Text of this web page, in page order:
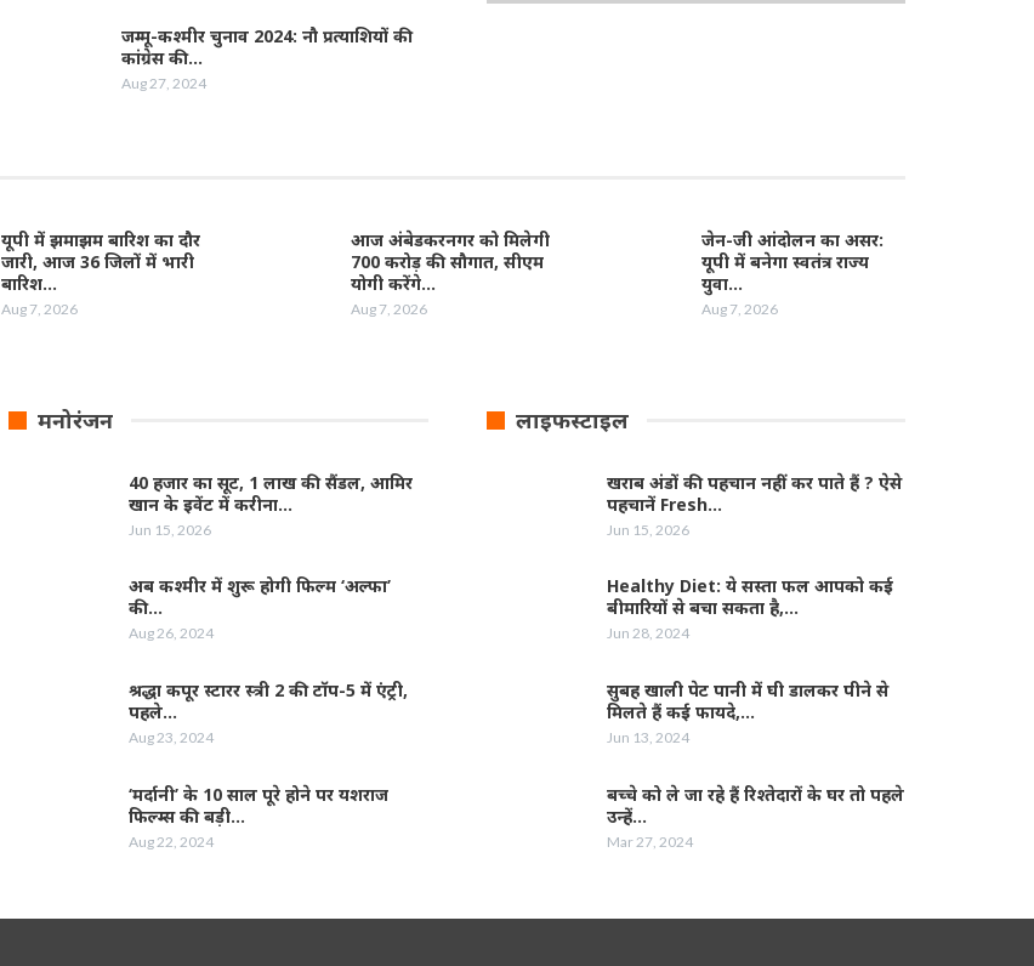
जम्‍मू-कश्‍मीर चुनाव 2024: नौ प्रत्‍याशियों की
कांग्रेस की…
Aug 27, 2024
यूपी में झमाझम बारिश का दौर
जारी, आज 36 जिलों में भारी
बारिश…
Aug 7, 2026
आज अंबेडकरनगर को मिलेगी
700 करोड़ की सौगात, सीएम
योगी करेंगे…
Aug 7, 2026
जेन-जी आंदोलन का असर:
यूपी में बनेगा स्वतंत्र राज्य
युवा…
Aug 7, 2026
मनोरंजन
40 हजार का सूट, 1 लाख की सैंडल, आमिर
खान के इवेंट में करीना…
Jun 15, 2026
अब कश्मीर में शुरू होगी फिल्‍म ‘अल्फा’
की…
Aug 26, 2024
श्रद्धा कपूर स्‍टारर स्‍त्री 2 की टॉप-5 में एंट्री,
पहले…
Aug 23, 2024
‘मर्दानी’ के 10 साल पूरे होने पर यशराज
फिल्‍म्‍स की बड़ी…
Aug 22, 2024
लाइफस्टाइल
खराब अंडों की पहचान नहीं कर पाते हैं ? ऐसे
पहचानें Fresh…
Jun 15, 2026
Healthy Diet: ये सस्ता फल आपको कई
बीमारियों से बचा सकता है,…
Jun 28, 2024
सुबह खाली पेट पानी में घी डालकर पीने से
मिलते हैं कई फायदे,…
Jun 13, 2024
बच्चे को ले जा रहे हैं रिश्तेदारों के घर तो पहले
उन्हें…
Mar 27, 2024